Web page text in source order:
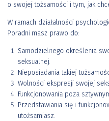
o swojej tożsamości i tym, jak
W ramach działalności
Poradni masz prawo do:
Samodzielnego określenia
seksualnej.
Nieposiadania takiej
Wolności ekspresji swojej
Funkcjonowania poza
Przedstawiania się i
utożsamiasz.